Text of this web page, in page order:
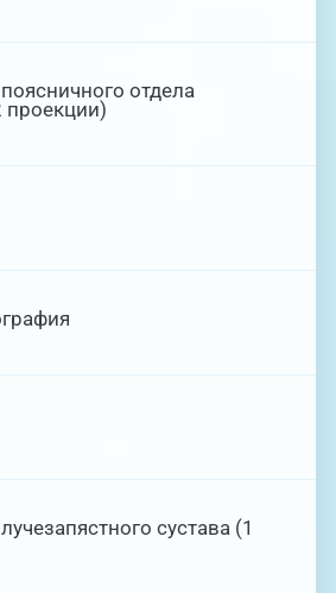
отдела
проекции)
сустава (1